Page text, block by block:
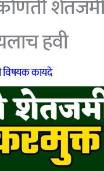
हवी
विषयक कायदे